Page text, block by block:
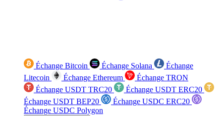
Échange Bitcoin Échange Solana
Échange
Litecoin
Échange Ethereum
Échange TRON
Échange USDT TRC20
Échange USDT ERC20
Échange USDT BEP20
Échange USDC ERC20
Échange USDC Polygon